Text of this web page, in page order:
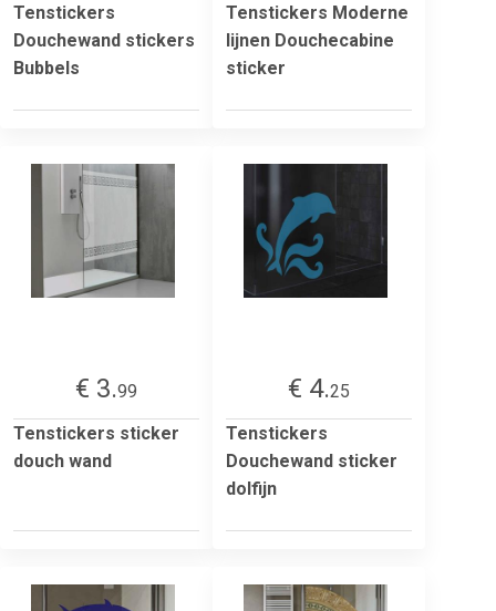
Tenstickers
Douchewand stickers
Bubbels
Tenstickers Moderne
lijnen Douchecabine
sticker
€ 3.99
Tenstickers sticker
douch wand
€ 4.25
Tenstickers
Douchewand sticker
dolfijn